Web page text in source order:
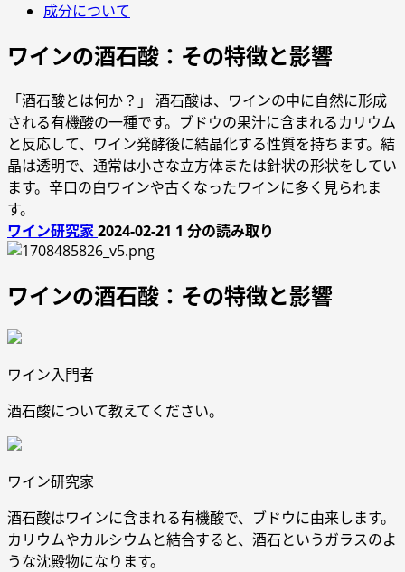
成分について
ワインの酒石酸：その特徴と影響
「酒石酸とは何か？」 酒石酸は、ワインの中に自然に形成
される有機酸の一種です。ブドウの果汁に含まれるカリウム
と反応して、ワイン発酵後に結晶化する性質を持ちます。結
晶は透明で、通常は小さな立方体または針状の形状をしてい
ます。辛口の白ワインや古くなったワインに多く見られま
す。
ワイン研究家2024-02-21 1 分の読み取り
ワインの酒石酸：その特徴と影響
ワイン入門者
酒石酸について教えてください。
ワイン研究家
酒石酸はワインに含まれる有機酸で、ブドウに由来します。
カリウムやカルシウムと結合すると、酒石というガラスのよ
うな沈殿物になります。